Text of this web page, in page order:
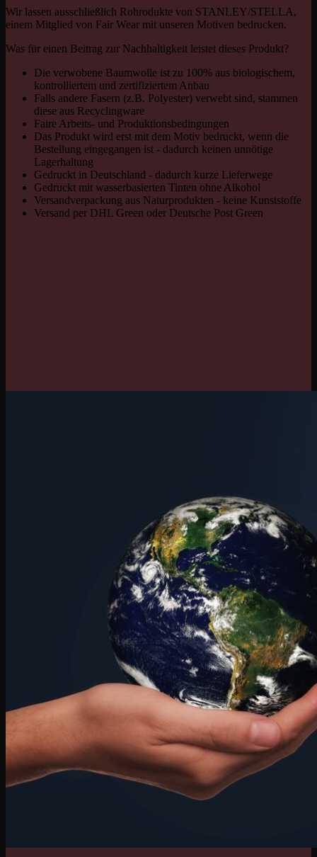
Wir lassen ausschließlich Rohrodukte von STANLEY/STELLA,
einem Mitglied von Fair Wear mit unseren Motiven bedrucken.
Was für einen Beitrag zur Nachhaltigkeit leistet dieses Produkt?
Die verwobene Baumwolle ist zu 100% aus biologischem,
kontrolliertem und zertifiziertem Anbau
Falls andere Fasern (z.B. Polyester) verwebt sind, stammen
diese aus Recyclingware
Faire Arbeits- und Produktionsbedingungen
Das Produkt wird erst mit dem Motiv bedruckt, wenn die
Bestellung eingegangen ist - dadurch keinen unnötige
Lagerhaltung
Gedruckt in Deutschland - dadurch kurze Lieferwege
Gedruckt mit wasserbasierten Tinten ohne Alkohol
Versandverpackung aus Naturprodukten - keine Kunststoffe
Versand per DHL Green oder Deutsche Post Green